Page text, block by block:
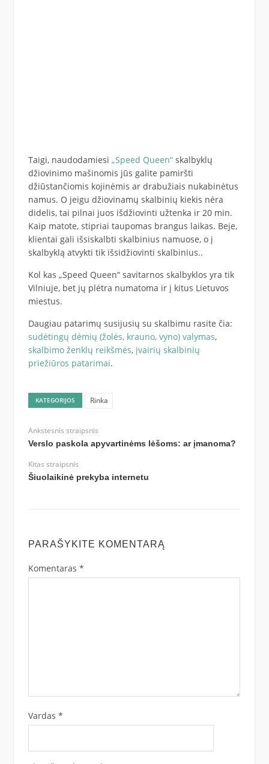
Taigi, naudodamiesi „Speed Queen“skalbyklų
džiovinimo mašinomis jūs galite pamiršti
džiūstančiomis kojinėmis ar drabužiais nukabinėtus
namus. O jeigu džiovinamų skalbinių kiekis nėra
didelis, tai pilnai juos išdžiovinti užtenka ir 20 min.
Kaip matote, stipriai taupomas brangus laikas. Beje,
klientai gali išsiskalbti skalbinius namuose, o į
skalbyklą atvykti tik išsidžiovinti skalbinius..
Kol kas „Speed Queen“ savitarnos skalbyklos yra tik
Vilniuje, bet jų plėtra numatoma ir į kitus Lietuvos
miestus.
Daugiau patarimų susijusių su skalbimu rasite čia:
sudėtingų dėmių (žolės, krauno, vyno) valymas,
skalbimo ženklų reikšmės, įvairių skalbinių
priežiūros patarimai.
KATEGORIJOS Rinka
Ankstesnis straipsnis
Verslo paskola apyvartinėms lėšoms: ar įmanoma?
Kitas straipsnis
Šiuolaikinė prekyba internetu
PARAŠYKITE KOMENTARĄ
Komentaras *
Vardas *